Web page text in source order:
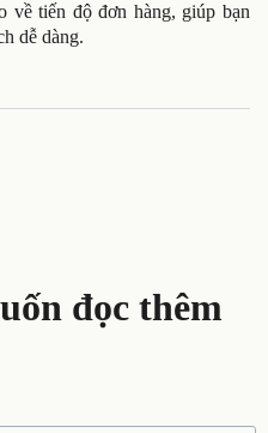
về tiến độ đơn hàng, giúp bạn
dễ dàng.
đọc thêm